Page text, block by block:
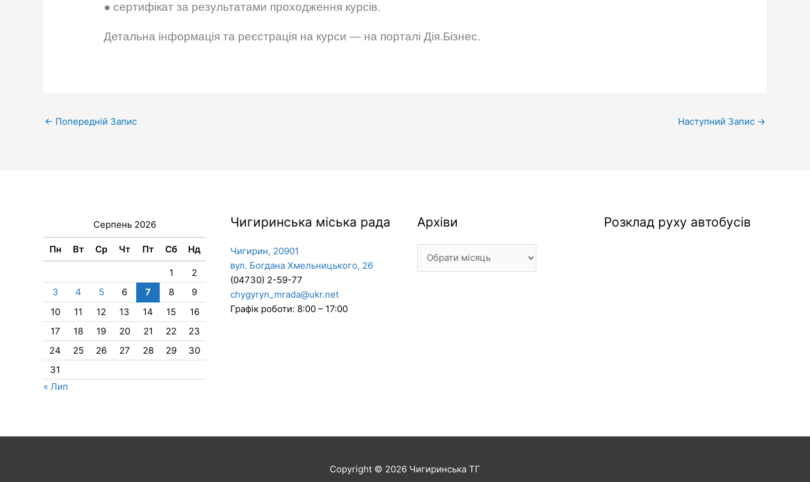
● сертифікат за результатами проходження курсів.
Детальна інформація та реєстрація на курси — на порталі Дія.Бізнес.
← Попередній Запис Наступний Запис →
Серпень 2026
Пн Вт Ср Чт Пт Сб Нд
1
2
3
4 5 6 7 8
9
10
11 12 13 14 15
16
17
18 19 20 21 22
23
24
25 26 27 28 29
30
31
« Лип
Чигиринська міська рада
Чигирин, 20901
вул. Богдана Хмельницького, 26
(04730) 2-59-77
chygyryn_mrada@ukr.net
Графік роботи: 8:00 – 17:00
Архіви
Архіви Розклад руху автобусів
Copyright © 2026 Чигиринська ТГ